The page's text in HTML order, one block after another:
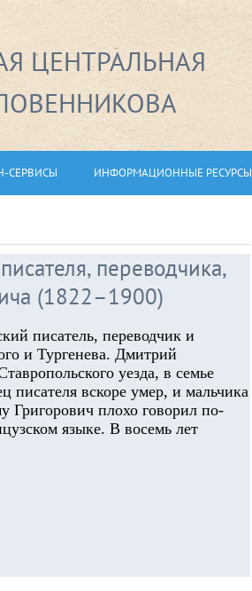
ЦЕНТРАЛЬНАЯ
СЕРВИСЫ ИНФОРМАЦИОННЫЕ РЕСУРСЫ
переводчика,
(1822–1900)
писатель, переводчик и
и Тургенева. Дмитрий
уезда, в семье
писателя вскоре умер, и мальчика
Григорович плохо говорил по-
языке. В восемь лет